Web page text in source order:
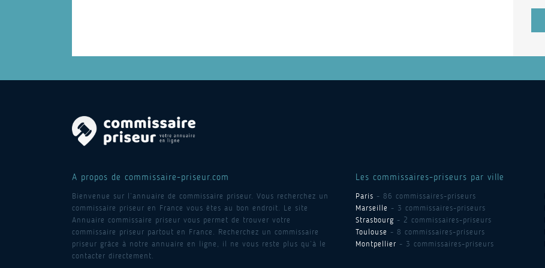
A propos de commissaire-priseur.com
Bienvenue sur l’annuaire de commissaire priseur. Vous recherchez un
commissaire priseur en France vous êtes au bon endroit. Le site
Annuaire commissaire priseur vous permet de trouver votre
commissaire priseur partout en France. Recherchez un commissaire
priseur grâce à notre annuaire en ligne, il ne vous reste plus qu’à le
contacter directement.
Les commissaires-priseurs par ville
Paris - 86 commissaires-priseurs
Marseille - 3 commissaires-priseurs
Strasbourg - 2 commissaires-priseurs
Toulouse - 8 commissaires-priseurs
Montpellier - 3 commissaires-priseurs